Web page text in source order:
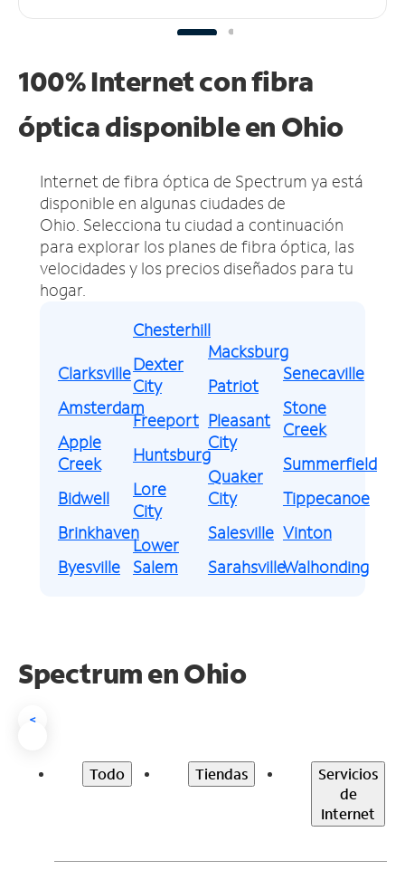
100% Internet con fibra
óptica disponible en Ohio
Internet de fibra óptica de Spectrum ya está
disponible en algunas ciudades de
Ohio. Selecciona tu ciudad a continuación
para explorar los planes de fibra óptica, las
velocidades y los precios diseñados para tu
hogar.
Clarksville
Amsterdam
Apple
Creek
Bidwell
Brinkhaven
Byesville
Chesterhill
Dexter
City
Freeport
Huntsburg
Lore
City
Lower
Salem
Macksburg
Patriot
Pleasant
City
Quaker
City
Salesville
Sarahsville
Senecaville
Stone
Creek
Summerfield
Tippecanoe
Vinton
Walhonding
Spectrum enOhio
<
Todo Tiendas
Servicios
de
Internet